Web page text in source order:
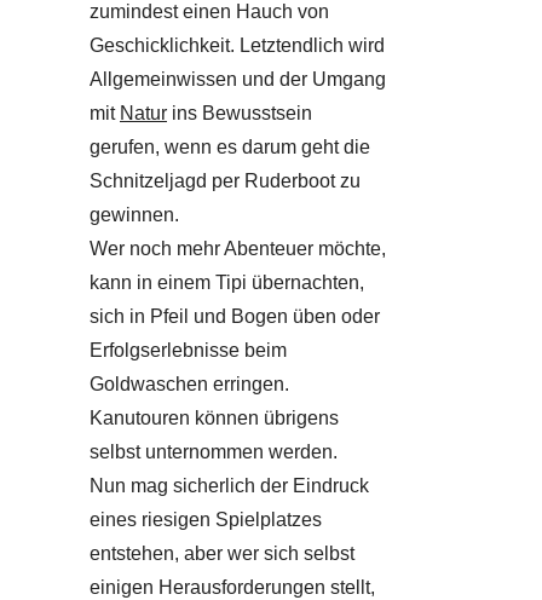
zumindest einen Hauch von
Geschicklichkeit. Letztendlich wird
Allgemeinwissen und der Umgang
mit Natur ins Bewusstsein
gerufen, wenn es darum geht die
Schnitzeljagd per Ruderboot zu
gewinnen.
Wer noch mehr Abenteuer möchte,
kann in einem Tipi übernachten,
sich in Pfeil und Bogen üben oder
Erfolgserlebnisse beim
Goldwaschen erringen.
Kanutouren können übrigens
selbst unternommen werden.
Nun mag sicherlich der Eindruck
eines riesigen Spielplatzes
entstehen, aber wer sich selbst
einigen Herausforderungen stellt,